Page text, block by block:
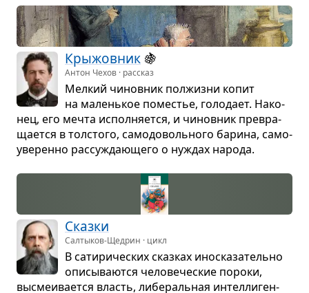
Кры­жов­ник 🍇
Антон Чехов · рассказ
Мел­кий чинов­ник пол­жизни копит
на малень­кое поме­стье, голо­дает. Нако­
нец, его мечта испол­ня­ется, и чинов­ник пре­вра­
ща­ется в тол­стого, само­до­воль­ного барина, само­
уве­ренно рас­су­жда­ю­щего о нуждах народа.
Сказки
Салтыков-Щедрин · цикл
В сати­ри­че­ских сказ­ках ино­ска­за­тельно
опи­сы­ва­ются чело­ве­че­ские пороки,
высме­и­ва­ется власть, либе­раль­ная интел­ли­ген­